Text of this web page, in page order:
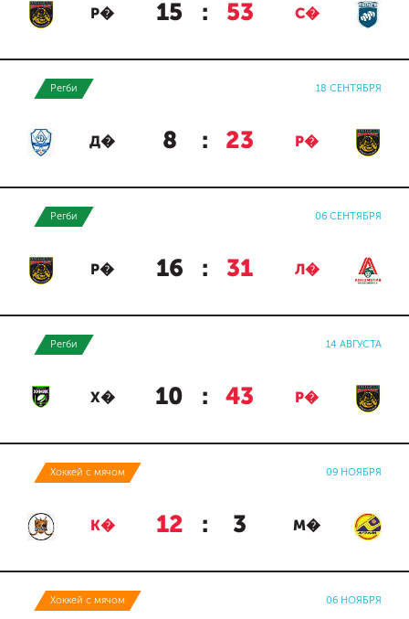
Р� 15 : 53 С�
Регби 18 СЕНТЯБРЯ
Д� 8 : 23 Р�
Регби 06 СЕНТЯБРЯ
Р� 16 : 31 Л�
Регби 14 АВГУСТА
Х� 10 : 43 Р�
Хоккей с мячом 09 НОЯБРЯ
К� 12 : 3 М�
Хоккей с мячом 06 НОЯБРЯ